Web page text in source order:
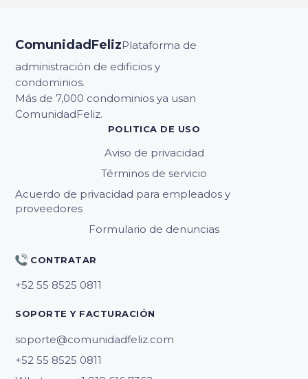
ComunidadFelizPlataforma de
administración de edificios y
condominios.
Más de 7,000 condominios ya usan
ComunidadFeliz.
POLITICA DE USO
Aviso de privacidad
Términos de servicio
Acuerdo de privacidad para empleados y
proveedores
Formulario de denuncias
CONTRATAR
SOPORTE Y FACTURACIÓN
soporte@comunidadfeliz.com